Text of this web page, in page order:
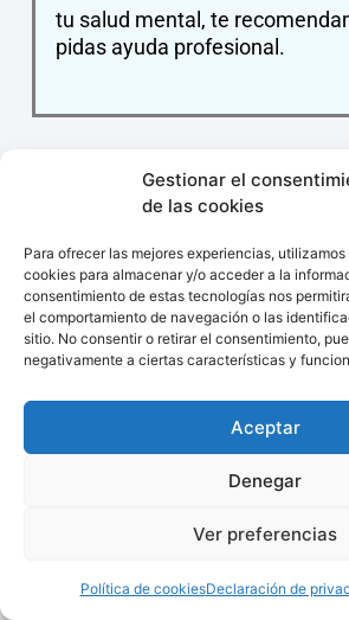
Gestionar el
de las cookies
Para ofrecer las mejores experiencias,
cookies para almacenar y/o acceder a la
consentimiento de estas tecnologías nos
el comportamiento de navegación o las
sitio. No consentir o retirar el consentimiento,
negativamente a ciertas características y
Aceptar
Denegar
Ver preferencias
Política de cookiesDeclaración de
tu salud mental, te
pidas ayuda profesional.
octubre 27, 2025 Equipo
Posts